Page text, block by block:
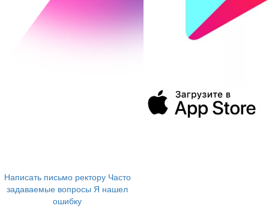
Написать письмо ректору Часто
задаваемые вопросы Я нашел
ошибку